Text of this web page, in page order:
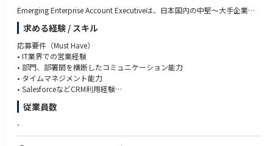
■"Agentic(エージェンティック）"の最先端で一緒に働いてみませんか？
■
UiPathは、エンドツーエンドの業務自動化を通じて、これまで日本企業の
効率化と変革を支えてきました。
今、我々が注力しているのは「エージェンティックオートメーション」。
AIエージェント、RPAのロボット、
人を連携させて、企業全体の業務を安全かつ安定的に自動化することで
す。
UiPath株式会社は本社直下のリージョンに昇格し、日本を最重要拠点と位
Emerging Enterprise Account Executiveは、日本国内の中堅〜大手企業を
対象に、
新規ビジネスの創出と既存顧客の拡大を担う重要なポジションです。
本ポジションでは、主にパートナー経由での営業活動を中心に、
Sales Engineer、BDR、Renewals、Partnerチームなどのクロスファンクシ
ョナルな組織と連携しながら、
戦略的なアカウントマネジメントを推進していただきます。
【主な業務内容】
• 既存顧客のRenewalおよびUpsell / Cross-sell機会の創出
求める経験 / スキル
応募要件（Must Have）
• IT業界での営業経験
• 部門、部署間を横断したコミュニケーション能力
• タイムマネジメント能力
• SalesforceなどCRM利用経験
• Automation First / AI活用への興味関心
• AE, BDR、Renewal、Consultingなどのバックグラウンド
従業員数
-